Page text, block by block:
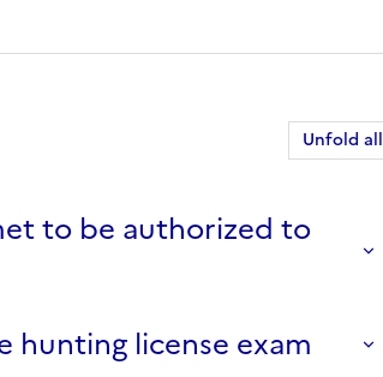
Unfold all
to be authorized to
hunting license exam